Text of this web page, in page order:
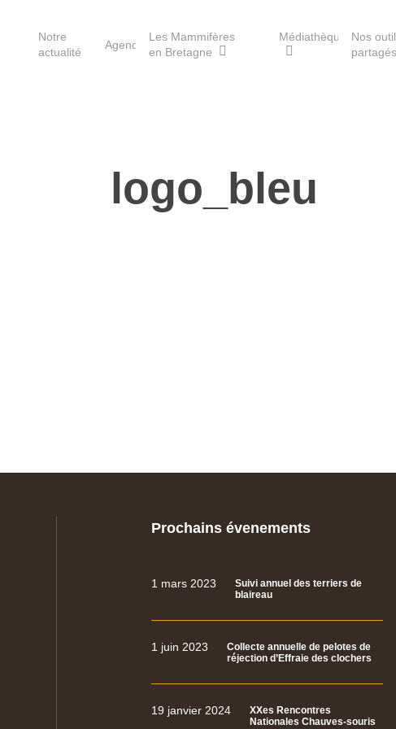
Les Havres de paix pour la
loutre
Notre
actualité
Agenda
Les Mammifères
en Bretagne
Médiathèque
Nos
partagés
logo_bleu
Prochains évenements
1 mars 2023
Suivi annuel des terriers de
blaireau
1 juin 2023
Collecte annuelle de pelotes de
réjection d’Effraie des clochers
19 janvier 2024
XXes Rencontres
Nationales Chauves-souris